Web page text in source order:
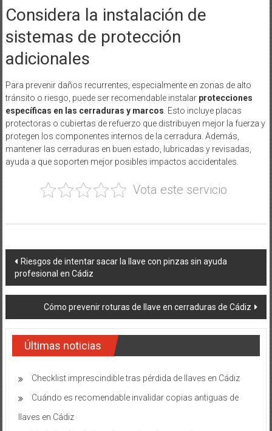
Considera la instalación de
sistemas de protección
adicionales
Para prevenir daños recurrentes, especialmente en zonas de alto
tránsito o riesgo, puede ser recomendable instalar protecciones
específicas en las cerraduras y marcos. Esto incluye placas
protectoras o cubiertas de refuerzo que distribuyen mejor la fuerza y
protegen los componentes internos de la cerradura. Además,
mantener las cerraduras en buen estado, lubricadas y revisadas,
ayuda a que soporten mejor posibles impactos accidentales.
Vota este servicio
Navegación
de
entradas
Riesgos de intentar sacar la llave con pinzas sin ayuda
profesional en Cádiz
Cómo prevenir roturas de llave en cerraduras de Cádiz
Últimas noticias
Checklist imprescindible tras pérdida de llaves en Cádiz
Cuándo es recomendable invalidar copias antiguas de
llaves en Cádiz